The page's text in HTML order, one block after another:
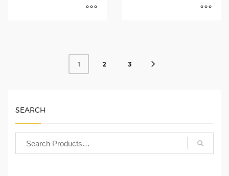
1 2 3
SEARCH